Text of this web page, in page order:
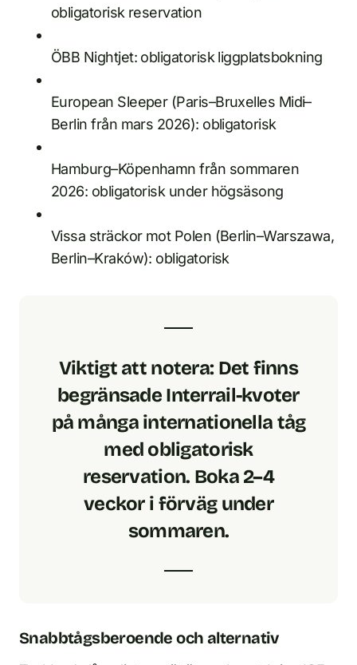
obligatorisk reservation
ÖBB Nightjet: obligatorisk liggplatsbokning
European Sleeper (Paris–Bruxelles Midi–
Berlin från mars 2026): obligatorisk
Hamburg–Köpenhamn från sommaren
2026: obligatorisk under högsäsong
Vissa sträckor mot Polen (Berlin–Warszawa,
Berlin–Kraków): obligatorisk
Viktigt att notera:Det finns
begränsade Interrail-kvoter
på många internationella tåg
med obligatorisk
reservation. Boka 2–4
veckor i förväg under
sommaren.
Snabbtågsberoende och alternativ